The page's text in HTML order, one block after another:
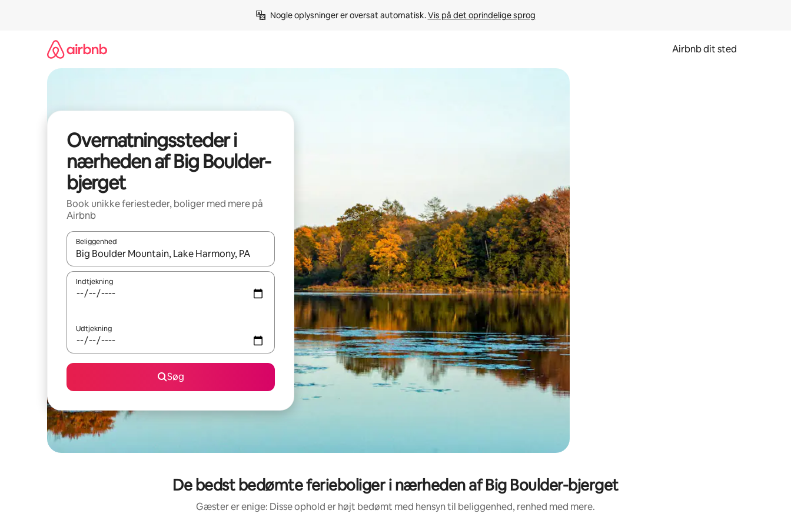
Nogle oplysninger er oversat automatisk. Vis på det oprindelige sprog
Airbnb dit sted
Overnatningssteder i
nærheden af Big Boulder-
bjerget
Book unikke feriesteder, boliger med mere på
Airbnb
Beliggenhed
Når resultaterne er tilgængelige, skal du navigere med piletasterne op og ned eller se mere ved at trykke eller stryge.
Indtjekning
Udtjekning
Søg
De bedst bedømte ferieboliger i nærheden af Big Boulder-bjerget
Gæster er enige: Disse ophold er højt bedømt med hensyn til beliggenhed, renhed med mere.